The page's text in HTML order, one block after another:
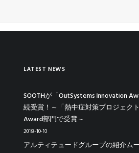
LATEST NEWS
SOOTHが「OutSystems Innovation
続受賞！～「熱中症対策プロジェク
Award部門で受賞～
2018-10-10
アルティテュードグループの紹介ム